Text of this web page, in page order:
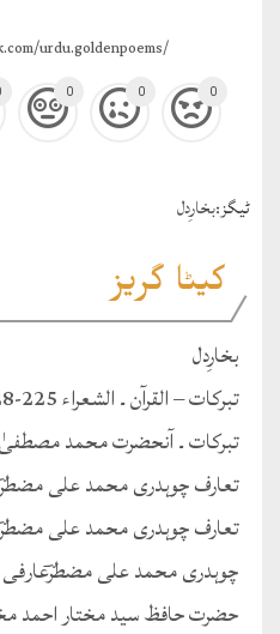
urdu.goldenpoems/
0 0 0
ٹيگز:بخارِدل
کیٹا گریز
بخارِدل
تبرکات – القرآن ۔ الشعراء 225-228
تبرکات ۔ آنحضرت محمد
تعارف چوہدری محمد علی
تعارف چوہدری محمد علی
چوہدری محمد علی مضطرؔعارفی
حضرت حافظ سید مختار احمد